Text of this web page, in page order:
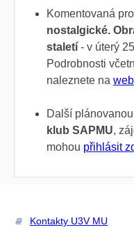
Komentovaná
nostalgické.
staletí - v úterý
Podrobnosti
naleznete na
Další
klub SAPMU,
mohou přihlásit
Kontakty U3V MU